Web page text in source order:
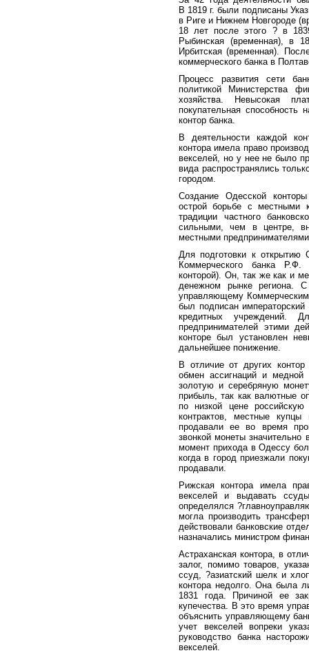
В 1819 г. были подписаны
в Риге и Нижнем Новгороде
18 лет после этого ? в
Рыбинская (временная), в
Ирбитская (временная).
коммерческого банка в
Процесс развития сети
политикой Министерства
хозяйства. Невысокая
покупательная способность
контор банка.
В деятельности каждой
контора имела право
векселей, но у нее не было
вида распространялись
городом.
Создание Одесской
острой борьбе с местными
традиции частного
сильными, чем в центре,
местными
Для подготовки к открытию
Коммерческого банка
конторой). Он, так же как и
денежном рынке
управляющему Коммерческим
был подписан императорский
кредитных учреждений.
предпринимателей этими
конторе был установлен
дальнейшее понижение.
В отличие от других
обмен ассигнаций и медной
золотую и серебряную
прибыль, так как валютные
по низкой цене
контрактов, местные
продавали ее во время
звонкой монеты значительно
момент прихода в Одессу
когда в город приезжали
продавали.
Рижская контора имела
векселей и выдавать
определялся
могла производить
действовали банковские
назначались министром
Астраханская контора, в
залог, помимо товаров,
ссуд, ?азиатский шелк и
контора недолго. Она была
1831 года. Причиной ее
купечества. В это время
объяснить управляющему
учет векселей вопреки
руководство банка
векселей.